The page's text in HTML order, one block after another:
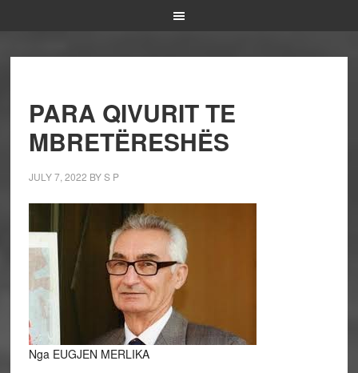
PARA QIVURIT TE
MBRETËRESHËS
JULY 7, 2022 BYS P
Nga EUGJEN MERLIKA